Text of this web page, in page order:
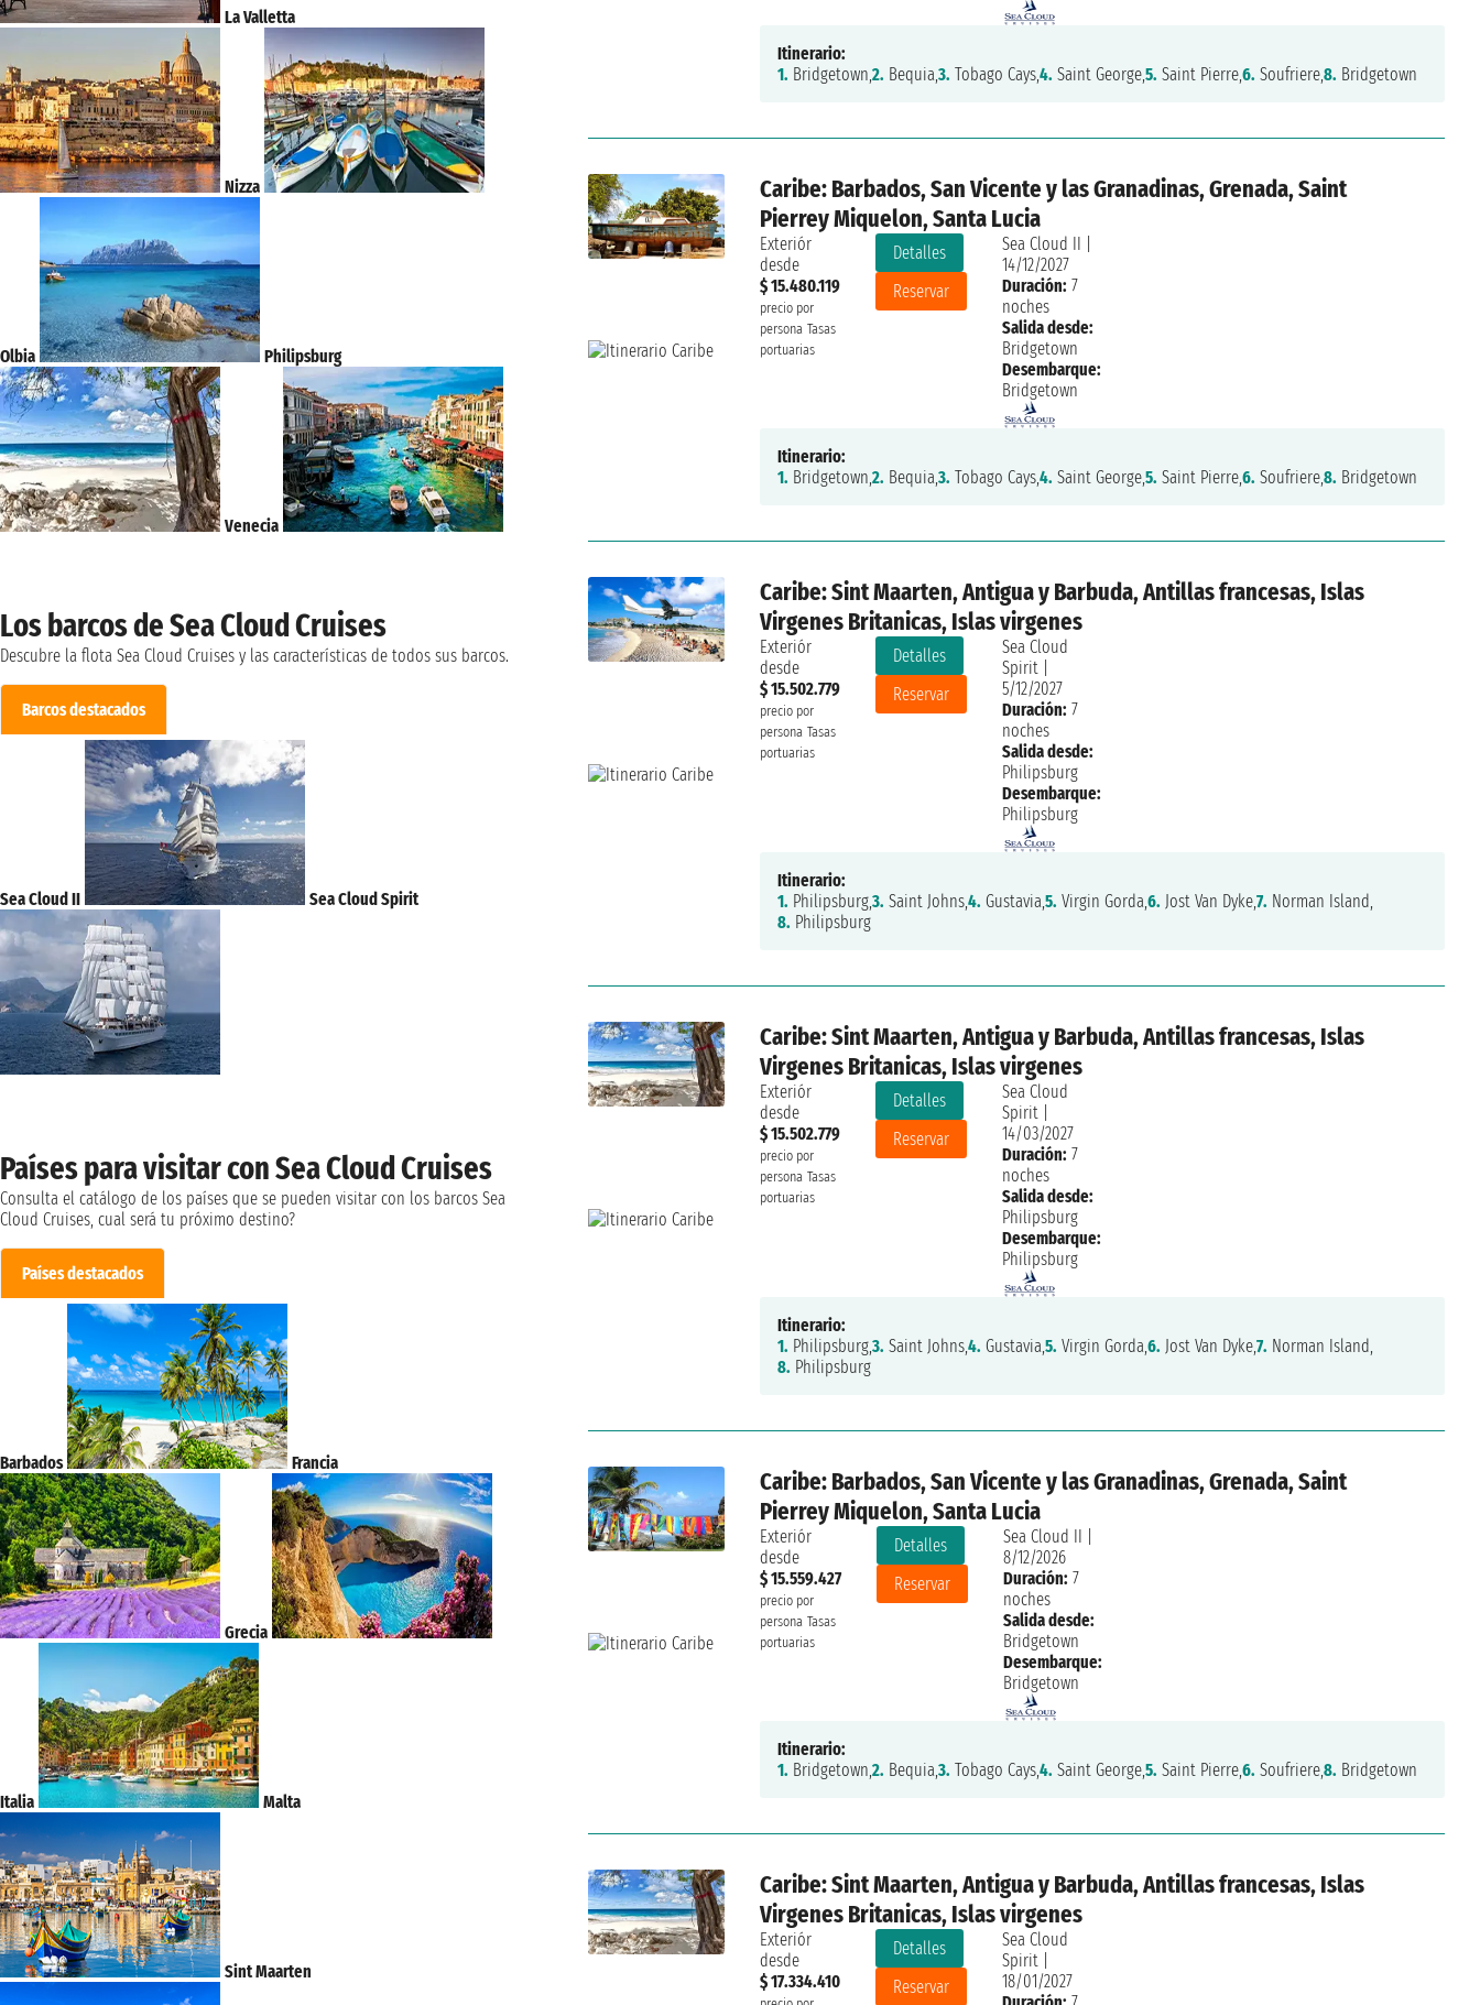
Itinerario:
1. Bridgetown,2. Bequia,3. Tobago Cays,4. Saint George,5. Saint Pierre,6. Soufriere,8. Bridgetown
Caribe: Barbados, San Vicente y las Granadinas, Grenada, Saint
Pierrey Miquelon, Santa Lucia
Exteriór
desde
$ 15.480.119
precio por
persona Tasas
portuarias
Detalles
Reservar
Sea Cloud II
14/12/2027
Duración: 7
noches
Salida desde:
Bridgetown
Desembarque:
Bridgetown
Itinerario:
1. Bridgetown,2. Bequia,3. Tobago Cays,4. Saint George,5. Saint Pierre,6. Soufriere,8. Bridgetown
Caribe: Sint Maarten, Antigua y Barbuda, Antillas francesas, Islas
Virgenes Britanicas, Islas virgenes
Exteriór
desde
$ 15.502.779
precio por
persona Tasas
portuarias
Detalles
Reservar
Sea Cloud
Spirit
5/12/2027
Duración: 7
noches
Salida desde:
Philipsburg
Desembarque:
Philipsburg
Itinerario:
1. Philipsburg,3. Saint Johns,4. Gustavia,5. Virgin Gorda,6. Jost Van Dyke,7. Norman Island,
8. Philipsburg
Caribe: Sint Maarten, Antigua y Barbuda, Antillas francesas, Islas
Virgenes Britanicas, Islas virgenes
Exteriór
desde
$ 15.502.779
precio por
persona Tasas
portuarias
Detalles
Reservar
Sea Cloud
Spirit
14/03/2027
Duración: 7
noches
Salida desde:
Philipsburg
Desembarque:
Philipsburg
Itinerario:
1. Philipsburg,3. Saint Johns,4. Gustavia,5. Virgin Gorda,6. Jost Van Dyke,7. Norman Island,
8. Philipsburg
Caribe: Barbados, San Vicente y las Granadinas, Grenada, Saint
Pierrey Miquelon, Santa Lucia
Exteriór
desde
$ 15.559.427
precio por
persona Tasas
portuarias
Detalles
Reservar
Sea Cloud II
8/12/2026
Duración: 7
noches
Salida desde:
Bridgetown
Desembarque:
Bridgetown
Itinerario:
1. Bridgetown,2. Bequia,3. Tobago Cays,4. Saint George,5. Saint Pierre,6. Soufriere,8. Bridgetown
Caribe: Sint Maarten, Antigua y Barbuda, Antillas francesas, Islas
Virgenes Britanicas, Islas virgenes
Exteriór
desde
$ 17.334.410
Detalles
Reservar
Sea Cloud
Spirit
18/01/2027
La Valletta
Nizza
Olbia Philipsburg
Venecia
Los barcos de Sea Cloud Cruises
Descubre la flota Sea Cloud Cruises y las características de todos sus barcos.
Barcos destacados
Sea Cloud II Sea Cloud Spirit
Países para visitar con Sea Cloud Cruises
Consulta el catálogo de los países que se pueden visitar con los barcos Sea
Cloud Cruises, cual será tu próximo destino?
Países destacados
Barbados Francia
Grecia
Italia Malta
Sint Maarten